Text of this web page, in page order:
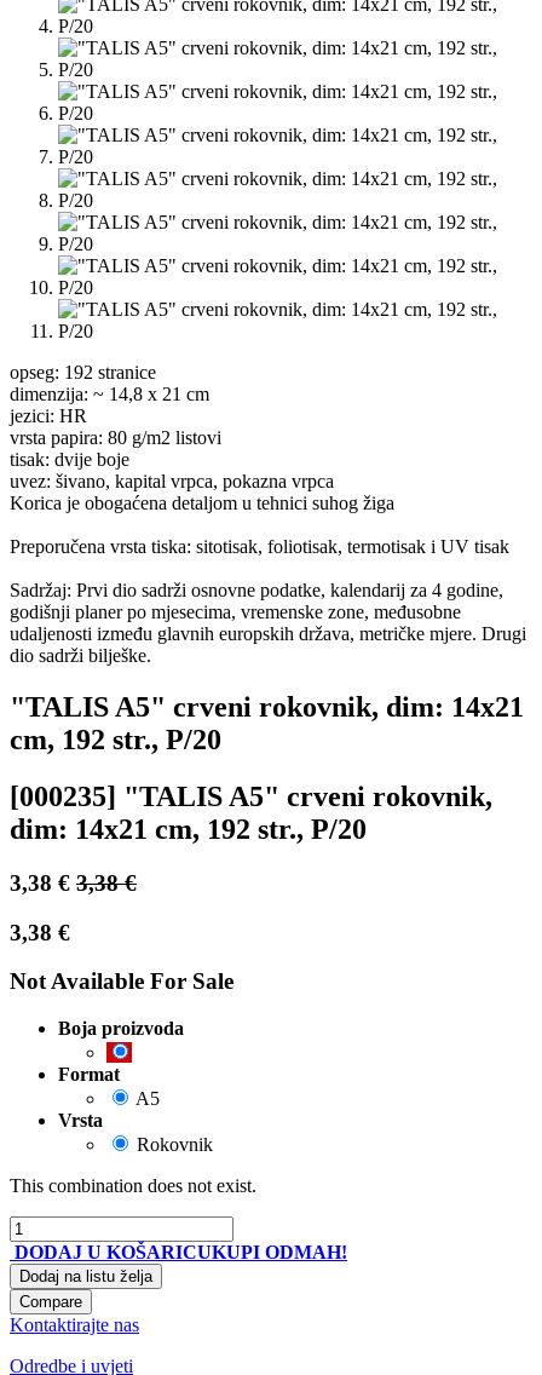
opseg: 192 stranice
dimenzija: ~ 14,8 x 21 cm
jezici: HR
vrsta papira: 80 g/m2 listovi
tisak: dvije boje
uvez: šivano, kapital vrpca, pokazna vrpca
Korica je obogaćena detaljom u tehnici suhog žiga
Preporučena vrsta tiska: sitotisak, foliotisak, termotisak i UV tisak
Sadržaj: Prvi dio sadrži osnovne podatke, kalendarij za 4 godine,
godišnji planer po mjesecima, vremenske zone, međusobne
udaljenosti između glavnih europskih država, metričke mjere. Drugi
dio sadrži bilješke.
"TALIS A5" crveni rokovnik, dim: 14x21
cm, 192 str., P/20
[000235] "TALIS A5" crveni rokovnik,
dim: 14x21 cm, 192 str., P/20
3,38 € 3,38€
3,38 €
Not Available For Sale
Boja proizvoda
Format
A5
Vrsta
Rokovnik
This combination does not exist.
DODAJ U KOŠARICUKUPI ODMAH!
Dodaj na listu želja
Compare
Kontaktirajte nas
Odredbe i uvjeti